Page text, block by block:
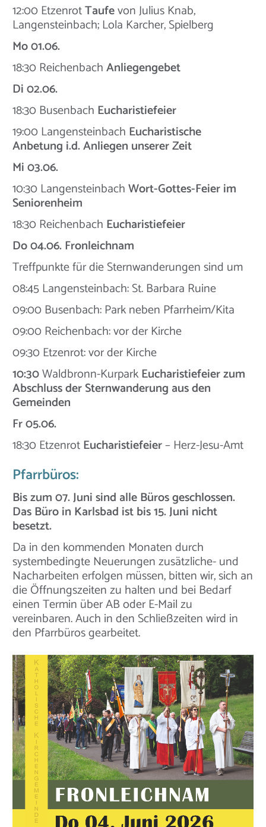
12:00 EtzenrotTaufevon Julius Knab,
Langensteinbach; Lola Karcher, Spielberg
Mo 01.06.
18:30 ReichenbachAnliegengebet
Di 02.06.
18:30 Busenbach Eucharistiefeier
19:00 Langensteinbach Eucharistische
Anbetung i.d. Anliegen unserer Zeit
Mi 03.06.
10:30 LangensteinbachWort-Gottes-Feier im
Seniorenheim
18:30 Reichenbach Eucharistiefeier
Do 04.06. Fronleichnam
Treffpunkte für die Sternwanderungen sind um
08:45 Langensteinbach: St. Barbara Ruine
09:00 Busenbach: Park neben Pfarrheim/Kita
09:00 Reichenbach: vor der Kirche
09:30 Etzenrot: vor der Kirche
10:30Waldbronn-KurparkEucharistiefeier zum
Abschluss der Sternwanderung aus den
Gemeinden
Fr 05.06.
18:30 EtzenrotEucharistiefeier– Herz-Jesu-Amt
Pfarrbüros:
Bis zum 07. Juni sind alle Büros geschlossen.
Das Büro in Karlsbad ist bis 15. Juni nicht
besetzt.
Da in den kommenden Monaten durch
systembedingte Neuerungen zusätzliche- und
Nacharbeiten erfolgen müssen, bitten wir, sich an
die Öffnungszeiten zu halten und bei Bedarf
einen Termin über AB oder E-Mail zu
vereinbaren. Auch in den Schließzeiten wird in
den Pfarrbüros gearbeitet.